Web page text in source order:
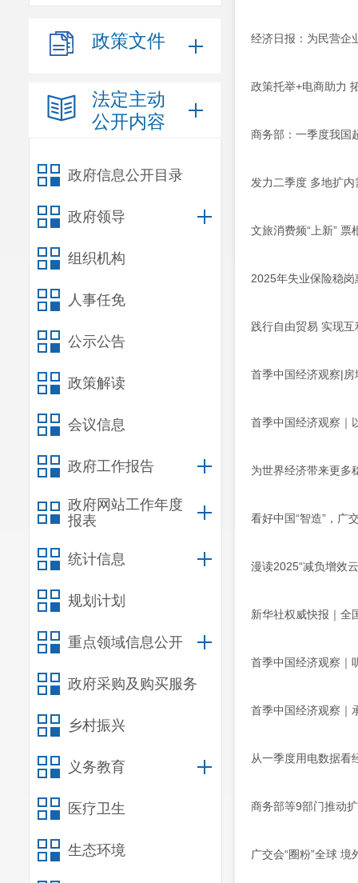
政策文件
法定主动
公开内容
政府信息公开目录
政府领导
组织机构
人事任免
公示公告
政策解读
会议信息
政府工作报告
政府网站工作年度
报表
统计信息
规划计划
重点领域信息公开
政府采购及购买服务
乡村振兴
义务教育
医疗卫生
生态环境
经济日报：为民营企
政策托举+电商助力
商务部：一季度我国
发力二季度 多地扩
文旅消费频“上新”
2025年失业保险稳
践行自由贸易 实现
首季中国经济观察|
首季中国经济观察
为世界经济带来更多
看好中国“智造”，广
漫读2025“减负增效
新华社权威快报｜全
首季中国经济观察｜
首季中国经济观察
从一季度用电数据看
商务部等9部门推动
广交会“圈粉”全球